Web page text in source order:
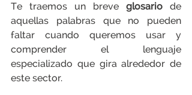
Te traemos un breve glosario de
aquellas palabras que no pueden
faltar cuando queremos usar y
comprender el lenguaje
especializado que gira alrededor de
este sector.